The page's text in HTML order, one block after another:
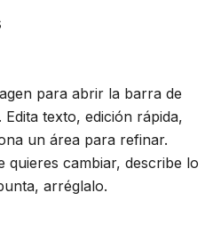
para abrir la barra de
texto, edición rápida,
un área para refinar.
quieres cambiar, describe lo
arréglalo.